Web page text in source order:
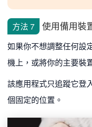
方法 7 使用備用裝
如果你不想調整任何設
機上，或將你的主要裝
該應用程式只追蹤它登
個固定的位置。